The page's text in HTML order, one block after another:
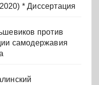
* Диссертация
против
самодержавия